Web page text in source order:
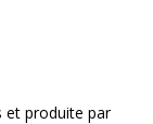
et produite par